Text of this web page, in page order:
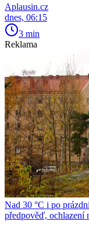
Aplausin.cz
dnes, 06:15
3 min
Reklama
Nad 30 °C i po
předpověď, ochlazení